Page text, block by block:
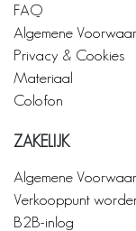
FAQ
Algemene
Privacy & Cookies
Materiaal
Colofon
ZAKELIJK
Algemene
Verkooppunt
B2B-inlog